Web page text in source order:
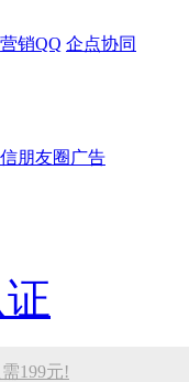
营销QQ 企点协同
朋友圈广告
199元!